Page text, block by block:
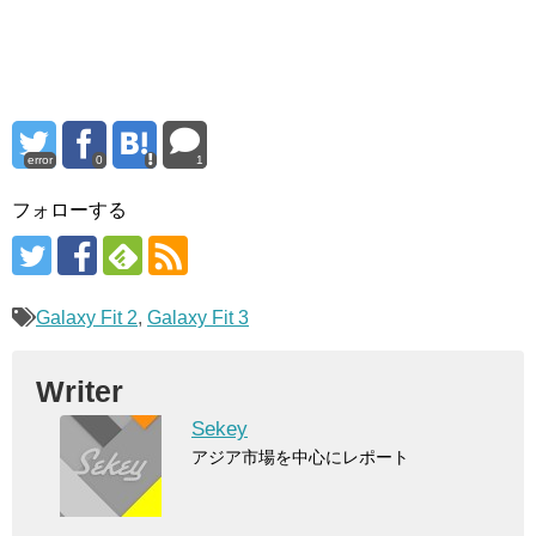
error 0 1
フォローする
Galaxy Fit 2, Galaxy Fit 3
Writer
Sekey
アジア市場を中心にレポート